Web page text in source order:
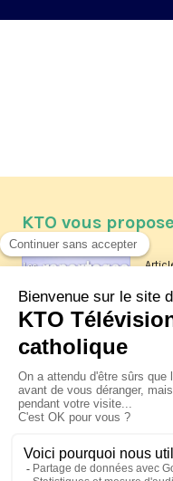
KTO vous propose
La
XIV
Le